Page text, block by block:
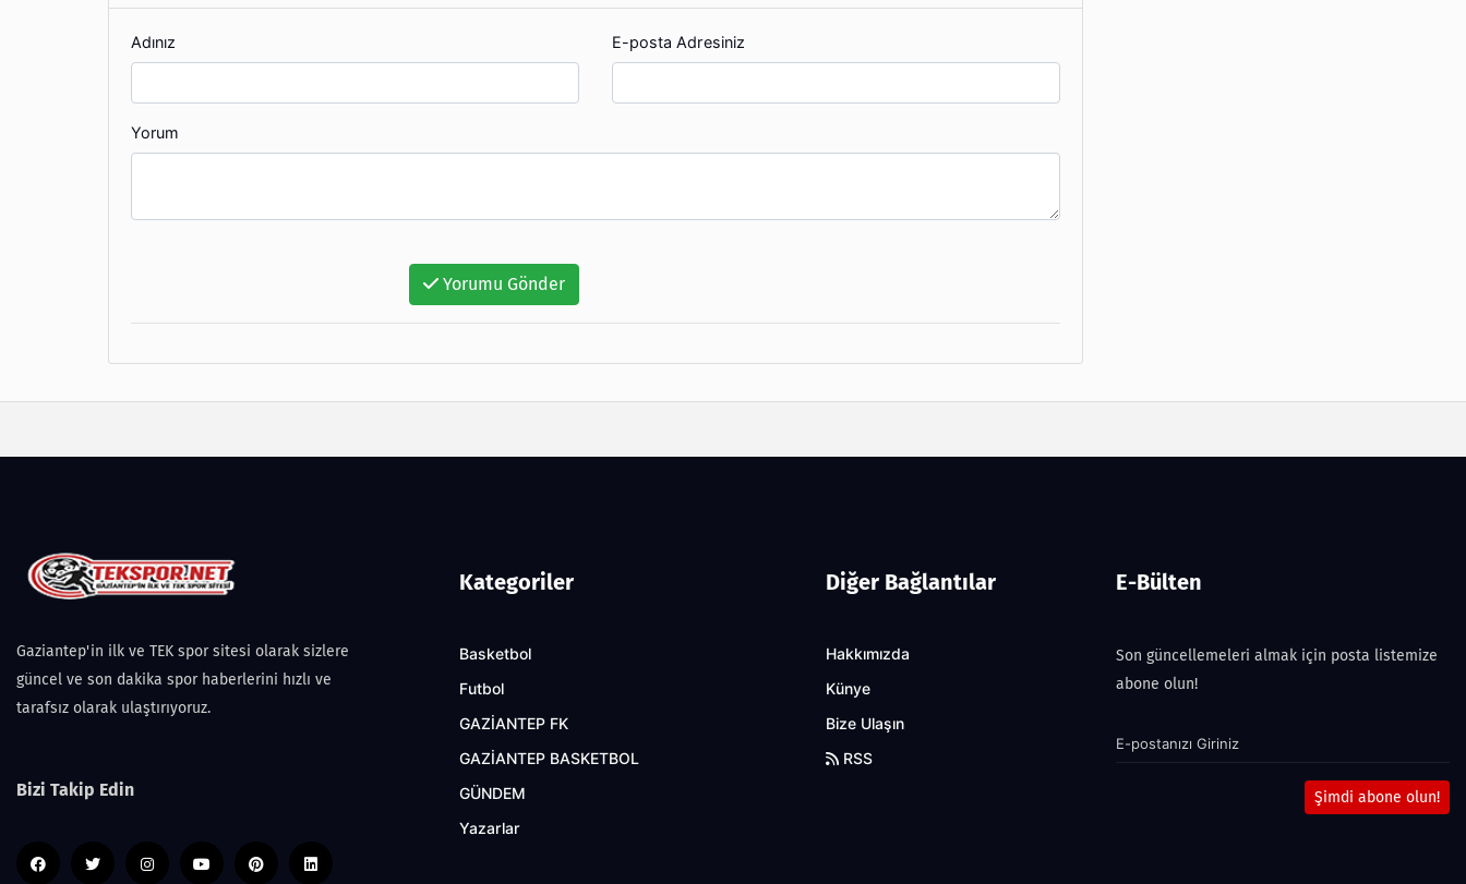
Adınız E-posta Adresiniz
Yorum
Yorumu Gönder
Gaziantep'in ilk ve TEK spor sitesi olarak sizlere
güncel ve son dakika spor haberlerini hızlı ve
tarafsız olarak ulaştırıyoruz.
Bizi Takip Edin
Kategoriler
Basketbol
Futbol
GAZİANTEP FK
GAZİANTEP BASKETBOL
GÜNDEM
Yazarlar
Diğer Bağlantılar
Hakkımızda
Künye
Bize Ulaşın
RSS
E-Bülten
Son güncellemeleri almak için posta listemize
abone olun!
Şimdi abone olun!